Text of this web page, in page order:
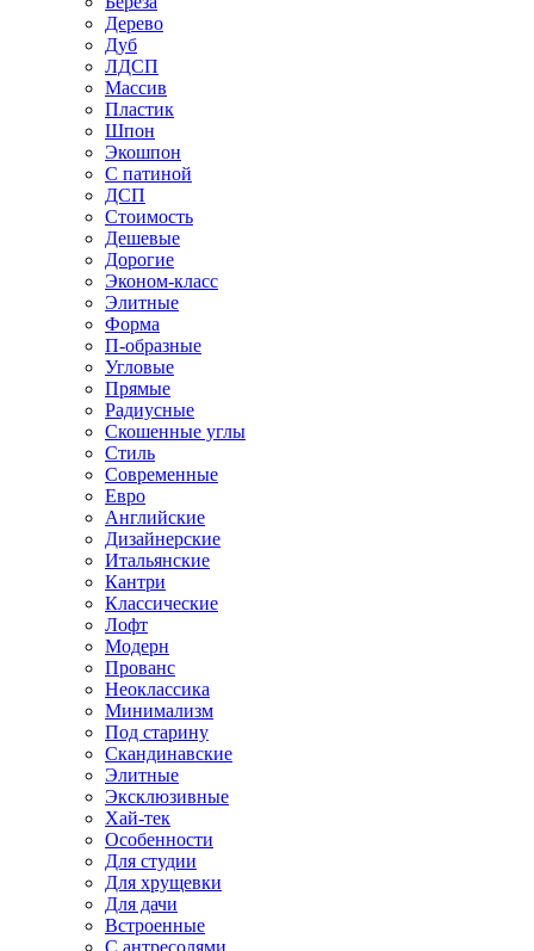
Дерево
Дуб
ЛДСП
Массив
Пластик
Шпон
Экошпон
С патиной
ДСП
Стоимость
Дешевые
Дорогие
Эконом-класс
Элитные
Форма
П-образные
Угловые
Прямые
Радиусные
Скошенные углы
Стиль
Современные
Евро
Английские
Дизайнерские
Итальянские
Кантри
Классические
Лофт
Модерн
Прованс
Неоклассика
Минимализм
Под старину
Скандинавские
Элитные
Эксклюзивные
Хай-тек
Особенности
Для студии
Для хрущевки
Для дачи
Встроенные
С антресолями